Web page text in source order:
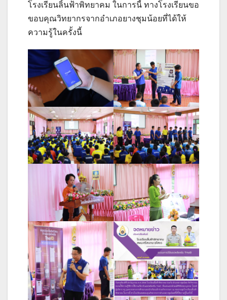
โรงเรียนลิ้นฟ้าพิทยาคม ในการนี้ ทางโรงเรียนขอ
ขอบคุณวิทยากรจากอำเภอยางชุมน้อยที่ได้ให้
ความรู้ในครั้งนี้